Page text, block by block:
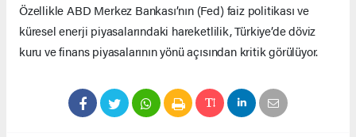
Özellikle ABD Merkez Bankası’nın (Fed) faiz politikası ve
küresel enerji piyasalarındaki hareketlilik, Türkiye’de döviz
kuru ve finans piyasalarının yönü açısından kritik görülüyor.